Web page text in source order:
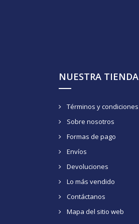
NUESTRA TIENDA
Términos y condiciones
Sobre nosotros
Formas de pago
Envíos
Devoluciones
Lo más vendido
Contáctanos
Mapa del sitio web